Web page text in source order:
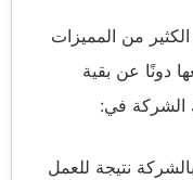
الكثير من المميزات
دونًا عن بقية
الشركة في:
نتيجة للعمل